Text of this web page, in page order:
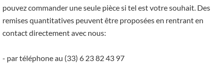
pouvez commander une seule pièce si tel est votre souhait. Des
remises quantitatives peuvent être proposées en rentrant en
contact directement avec nous:
- par téléphone au (33) 6 23 82 43 97